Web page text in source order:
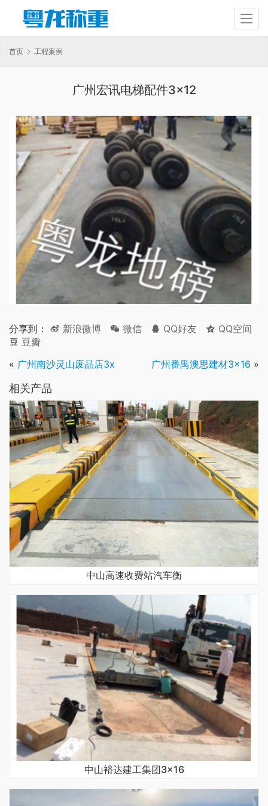
首页 工程案例
广州宏讯电梯配件3×12
分享到： 新浪微博 微信 QQ好友
QQ空间
豆瓣
« 广州南沙灵山废品店3x 广州番禺澳思建材3×16 »
相关产品
中山高速收费站汽车衡
中山裕达建工集团3×16